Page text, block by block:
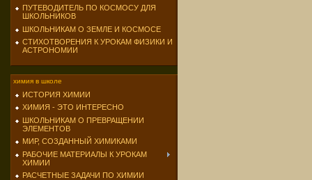
ПУТЕВОДИТЕЛЬ ПО КОСМОСУ ДЛЯ
ШКОЛЬНИКОВ
ШКОЛЬНИКАМ О ЗЕМЛЕ И КОСМОСЕ
СТИХОТВОРЕНИЯ К УРОКАМ ФИЗИКИ И
АСТРОНОМИИ
химия в школе
ИСТОРИЯ ХИМИИ
ХИМИЯ - ЭТО ИНТЕРЕСНО
ШКОЛЬНИКАМ О ПРЕВРАЩЕНИИ
ЭЛЕМЕНТОВ
МИР, СОЗДАННЫЙ ХИМИКАМИ
РАБОЧИЕ МАТЕРИАЛЫ К УРОКАМ
ХИМИИ
РАСЧЕТНЫЕ ЗАДАЧИ ПО ХИМИИ